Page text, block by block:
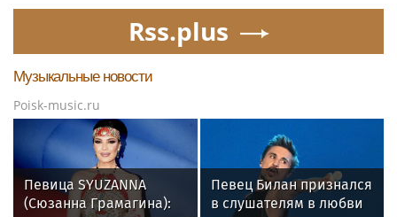
Rss.plus
Музыкальные новости
Poisk-music.ru
Певица SYUZANNA
(Сюзанна Грамагина):
Певец Билан признался
в слушателям в любви